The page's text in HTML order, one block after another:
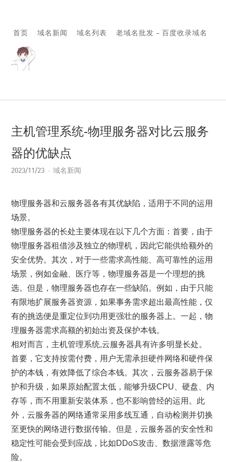
首页 域名新闻 域名列表 老域名批发 – 百度收录域名
主机管理系统-物理服务器对比云服务
器的优缺点
2023/11/23 域名新闻
物理服务器和云服务器各有其优缺陷，适用于不同的运用
场景。
物理服务器的长处主要体现在以下几个方面：首要，由于
物理服务器租借涉及独立的物理机，因此它能供给额外的
安全优势。其次，对于一些需求高性能、高可靠性的运用
场景，例如金融、医疗等，物理服务器是一个理想的挑
选。但是，物理服务器也存在一些缺陷。例如，由于只能
有限地扩展服务器资源，如果事务需求超出最高性能，仅
有的挑选便是重定位到功用更强壮的服务器上。一起，物
理服务器需求高额的初始出资及保护本钱。
相对而言，主机管理系统,云服务器具有许多明显长处。
首要，它支持按需付费，用户无需承担硬件网络和硬件保
护的本钱，有效降低了综合本钱。其次，云服务器易于保
护和升级，如果原始配置太低，能够升级CPU、硬盘、内
存等，而不用重新安装体系，也不影响曾经的运用。此
外，云服务器的网络通常采用多线互通，自动检测并切换
至更快的网络进行数据传输。但是，云服务器的安全性和
稳定性可能会受到应战，比如DDoS攻击、数据泄露等危
险。